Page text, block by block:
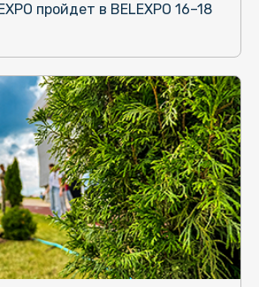
пройдет в BELEXPO 16–18